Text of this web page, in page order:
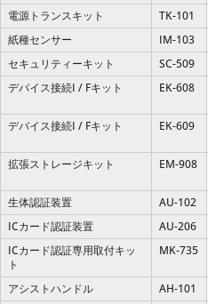
電源トランスキット
TK-101
紙種センサー
IM-103
セキュリティーキット
SC-509
デバイス接続I / Fキット
EK-608
デバイス接続I / Fキット
EK-609
拡張ストレージキット
EM-908
生体認証装置
AU-102
ICカード認証装置
AU-206
ICカード認証専用取付キッ
ト
MK-735
アシストハンドル AH-101